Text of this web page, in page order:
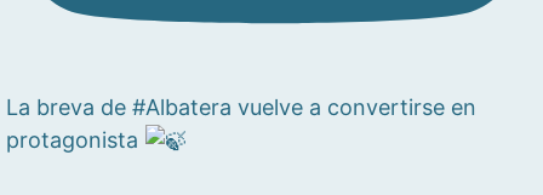
La breva de #Albatera vuelve a convertirse en
protagonista